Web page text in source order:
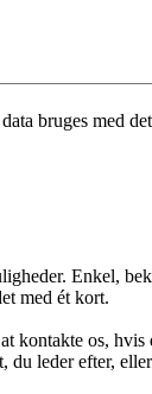
bruges med
Enkel,
med ét kort.
kontakte os, hvis
du leder efter,